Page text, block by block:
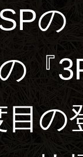
の
『
目の